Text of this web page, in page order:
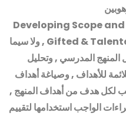
Developing Scope
Gifted & ولا سيما
المدرسي , وتحليل
للأهداف , وصياغة أهداف
لكل هدف من أهداف المنهج ,
الواجب استخدامها لتقييم